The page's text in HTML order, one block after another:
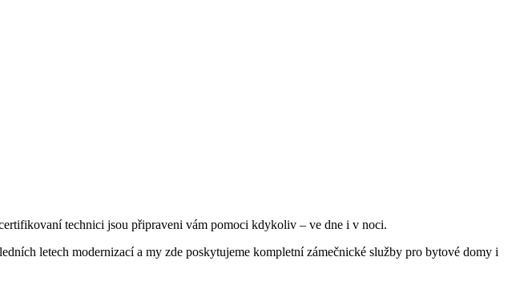
technici jsou připraveni vám pomoci kdykoliv – ve dne i v noci.
letech modernizací a my zde poskytujeme kompletní zámečnické služby pro bytové domy i